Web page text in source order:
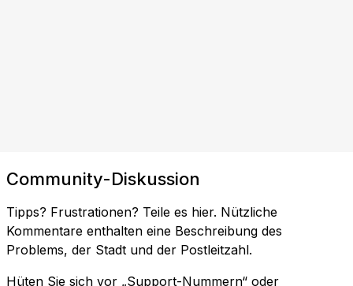
Community-Diskussion
Tipps? Frustrationen? Teile es hier. Nützliche
Kommentare enthalten eine Beschreibung des
Problems, der Stadt und der Postleitzahl.
Hüten Sie sich vor „Support-Nummern“ oder